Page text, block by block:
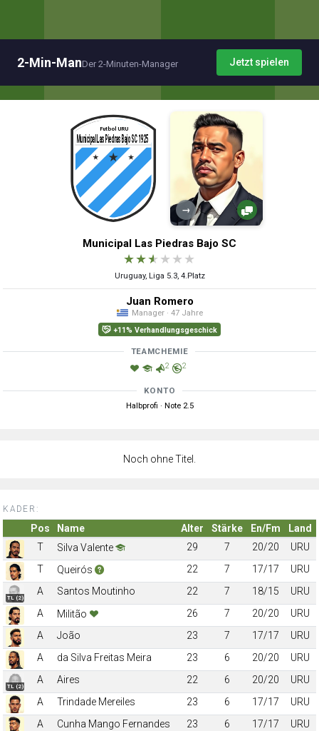
2-Min-ManDer 2-Minuten-Manager Jetzt spielen
→
Municipal Las Piedras Bajo SC
★★★ ★ ★ ★
Uruguay, Liga 5.3, 4.Platz
Juan Romero
Manager · 47 Jahre
+11% Verhandlungsgeschick
TEAMCHEMIE
2 2
KONTO
Halbprofi · Note 2.5
Noch ohne Titel.
KADER:
Pos Name Alter Stärke En/Fm
Land
T
Silva Valente 29 7 20/20
URU
T
Queirós 22 7 17/17 URU
TL (2)
A Santos Moutinho 22 7 18/15
URU
A
Militão 26 7 20/20
URU
A
João 23 7 17/17
URU
A
da Silva Freitas Meira 23 6 20/20 URU
TL (2)
A Aires 22 6 20/20
URU
A
Trindade Mereiles 23 6 17/17
URU
A
Cunha Mango Fernandes 23 6 17/17
URU